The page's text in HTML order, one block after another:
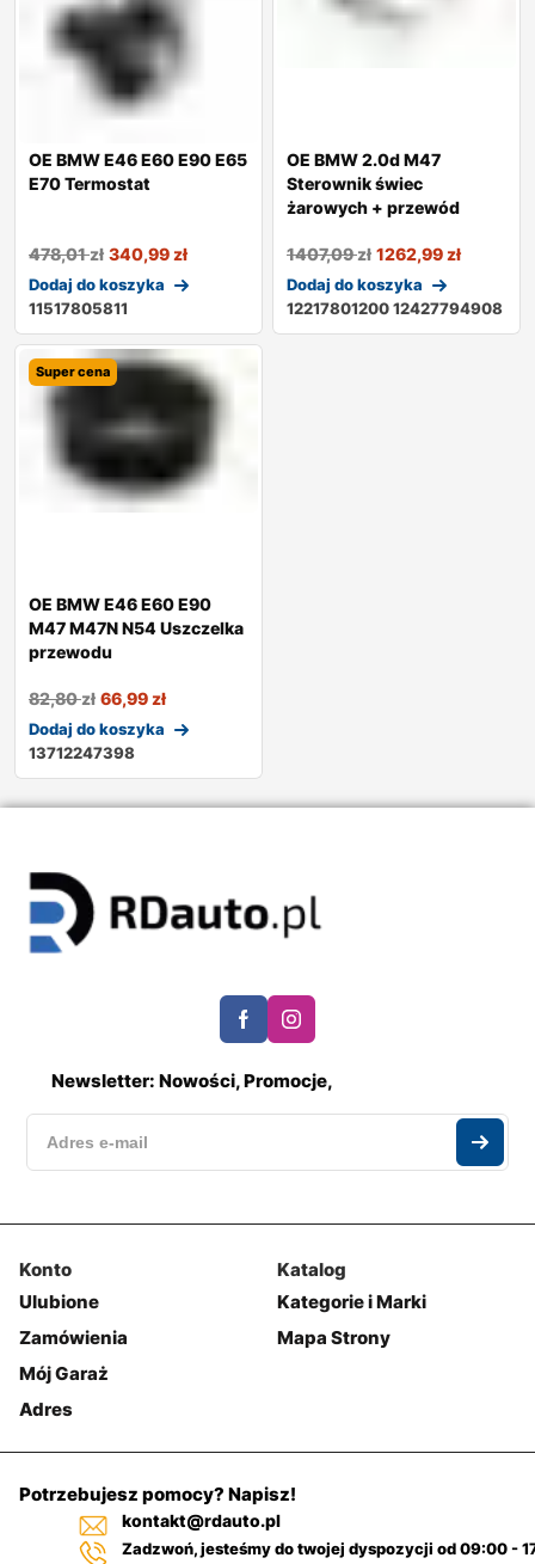
OE BMW E46 E60 E90 E65
E70 Termostat
478,01zł 340,99zł
Dodaj do koszyka
11517805811
OE BMW 2.0d M47
Sterownik świec
żarowych + przewód
1407,09zł 1262,99zł
Dodaj do koszyka
12217801200 12427794908
Super cena
OE BMW E46 E60 E90
M47 M47N N54 Uszczelka
przewodu
82,80zł 66,99zł
Dodaj do koszyka
13712247398
Newsletter: Nowości, Promocje,
Konto
Ulubione
Zamówienia
Mój Garaż
Adres
Katalog
Kategorie i Marki
Mapa Strony
Potrzebujesz pomocy? Napisz!
kontakt@rdauto.pl
Zadzwoń, jesteśmy do twojej dyspozycji od 09:00 -